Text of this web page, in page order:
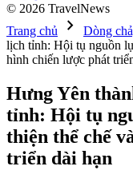
© 2026 TravelNews
Trang chủ
chevron_right Dòng
lịch tỉnh: Hội tụ nguồn
hình chiến lược phát
Hưng Yên
tỉnh: Hội tụ
thiện thể chế
triển dài hạn